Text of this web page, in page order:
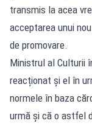
transmis la acea
acceptarea unui
de promovare.
Ministrul al Culturii
reacționat și el în
normele în baza
urmă și că o astfel